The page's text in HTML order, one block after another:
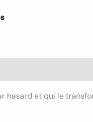
hasard et qui le